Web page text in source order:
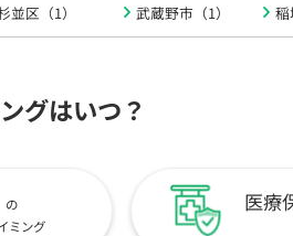
並区（1） 武蔵野市（1） 稲
グはいつ？
の
ミング
医療